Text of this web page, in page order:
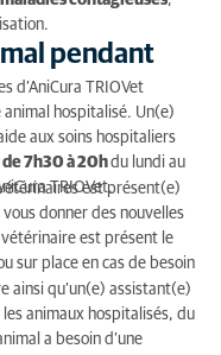
pendant
d’AniCura TRIOVet
hospitalisé. Un(e)
aux soins hospitaliers
7h30 à 20hdu lundi au
TRIOVet.est présent(e)
donner des nouvelles
est présent le
sur place en cas de besoin
ainsi qu’un(e) assistant(e)
animaux hospitalisés, du
a besoin d’une